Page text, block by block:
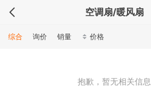
空调扇/暖风扇
综合 询价 销量 价格
抱歉，暂无相关信息